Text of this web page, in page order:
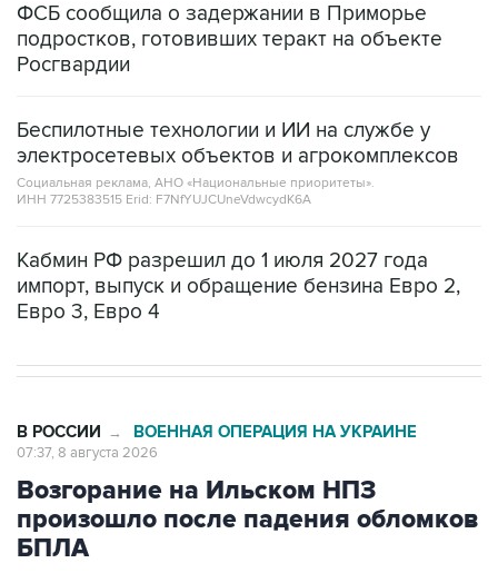
ФСБ сообщила о задержании в Приморье
подростков, готовивших теракт на объекте
Росгвардии
Беспилотные технологии и ИИ на службе у
электросетевых объектов и агрокомплексов
Социальная реклама, АНО «Национальные приоритеты».
ИНН 7725383515 Erid: F7NfYUJCUneVdwcydK6A
Кабмин РФ разрешил до 1 июля 2027 года
импорт, выпуск и обращение бензина Евро 2,
Евро 3, Евро 4
В РОССИИ → ВОЕННАЯ ОПЕРАЦИЯ НА УКРАИНЕ
07:37, 8 августа 2026
Возгорание на Ильском НПЗ
произошло после падения обломков
БПЛА